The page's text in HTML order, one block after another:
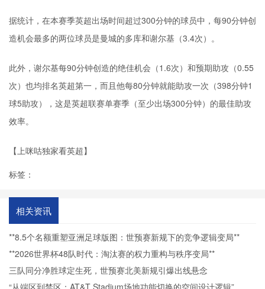
据统计，在本赛季英超出场时间超过300分钟的球员中，每90分钟创
造机会最多的两位球员是曼城的多库和谢尔基（3.4次）。
此外，谢尔基每90分钟创造的绝佳机会（1.6次）和预期助攻（0.55
次）也均排名英超第一，而且他每80分钟就能助攻一次（398分钟1
球5助攻），这是英超联赛单赛季（至少出场300分钟）的最佳助攻
效率。
【上咪咕独家看英超】
标签：
相关资讯
**8.5个名额重塑亚洲足球版图：世预赛新规下的竞争逻辑变局**
**2026世界杯48队时代：淘汰赛的权力重构与秩序变局**
三队同分净胜球定生死，世预赛北美新规引爆出线悬念
“从端区到禁区：AT&T Stadium场地功能切换的空间设计逻辑”